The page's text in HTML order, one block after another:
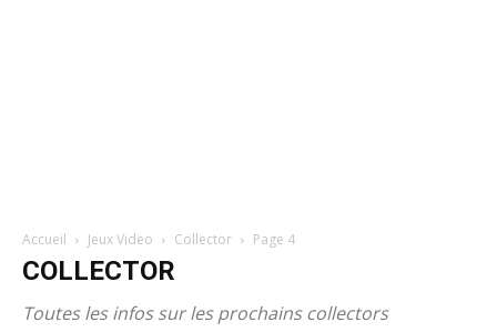
Accueil Jeux Video Collector Page 4
COLLECTOR
Toutes les infos sur les prochains collectors